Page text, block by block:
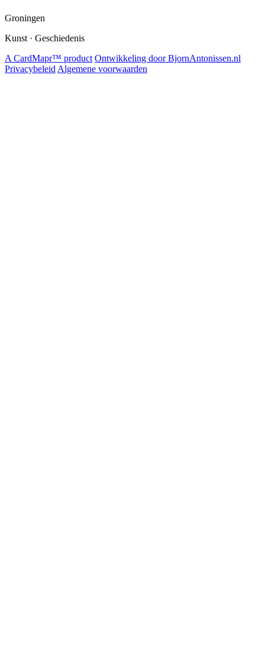
Groningen
Kunst · Geschiedenis
A CardMapr™ product Ontwikkeling door BjornAntonissen.nl
Privacybeleid Algemene voorwaarden